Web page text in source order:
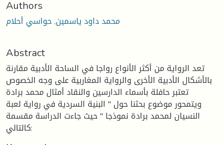
Authors
محمد داود ياسمين, حواسي أحلام
Abstract
تعد الرواية من أكثر الأنواع رواجا في الساحة الأدبية مقارنة
بالأشكال الأدبية الأخرى والرواية المغاربية على وجه الخصوص
تعتبر حافلة بأسماء الدارسين والنقاد أمثال محمد برادة
ويتمحور موضوع بحثنا حول " البنية السردية في رواية لعبة
النسيان لمحمد برادة نموذجا " حيث جاءت الدراسة مقسمة
كالتالي: